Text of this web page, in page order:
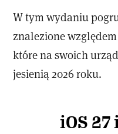
W tym wydaniu
znalezione
które na swoich
jesienią 2026 roku.
iOS 27